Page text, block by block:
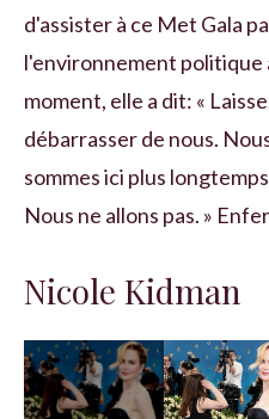
d'assister à ce Met Gala
l'environnement politique
moment, elle a dit: «
débarrasser de nous.
sommes ici plus
Nous ne allons pas. »
Nicole Kidman